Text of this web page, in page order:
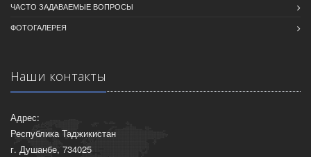
ЧАСТО ЗАДАВАЕМЫЕ ВОПРОСЫ
ФОТОГАЛЕРЕЯ
Наши контакты
Адрес:
Республика Таджикистан
г. Душанбе, 734025